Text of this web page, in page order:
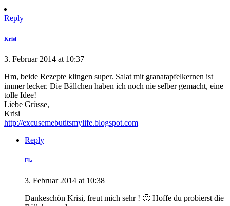
Reply
Krisi
3. Februar 2014 at 10:37
Hm, beide Rezepte klingen super. Salat mit granatapfelkernen ist
immer lecker. Die Bällchen haben ich noch nie selber gemacht, eine
tolle Idee!
Liebe Grüsse,
Krisi
http://excusemebutitsmylife.blogspot.com
Reply
Ela
3. Februar 2014 at 10:38
Dankeschön Krisi, freut mich sehr ! 🙂 Hoffe du probierst die